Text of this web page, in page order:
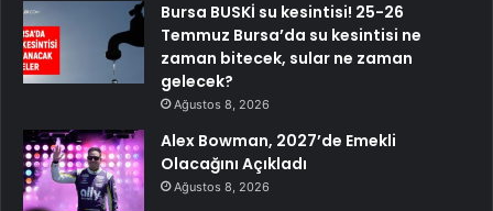
Bursa BUSKİ su kesintisi! 25-26
Temmuz Bursa’da su kesintisi ne
zaman bitecek, sular ne zaman
gelecek?
Ağustos 8, 2026
Alex Bowman, 2027’de Emekli
Olacağını Açıkladı
Ağustos 8, 2026